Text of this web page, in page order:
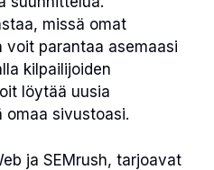
missä omat
voit parantaa asemaasi
kilpailijoiden
löytää uusia
omaa sivustoasi.
ja SEMrush, tarjoavat